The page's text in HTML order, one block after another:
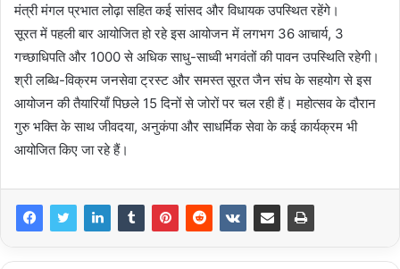
मंत्री मंगल प्रभात लोढ़ा सहित कई सांसद और विधायक उपस्थित रहेंगे।
सूरत में पहली बार आयोजित हो रहे इस आयोजन में लगभग 36 आचार्य, 3
गच्छाधिपति और 1000 से अधिक साधु-साध्वी भगवंतों की पावन उपस्थिति रहेगी।
श्री लब्धि-विक्रम जनसेवा ट्रस्ट और समस्त सूरत जैन संघ के सहयोग से इस
आयोजन की तैयारियाँ पिछले 15 दिनों से जोरों पर चल रही हैं। महोत्सव के दौरान
गुरु भक्ति के साथ जीवदया, अनुकंपा और साधर्मिक सेवा के कई कार्यक्रम भी
आयोजित किए जा रहे हैं।